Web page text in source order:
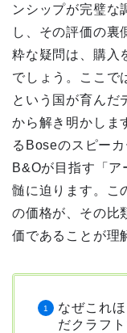
ンシップが完璧な
し、その評価の裏
粋な疑問は、購入
でしょう。ここで
という国が育んだ
から解き明かしま
るBoseのスピー
B&Oが目指す「
髄に迫ります。こ
の価格が、その比
価であることが理
なぜこれ
だクラフ